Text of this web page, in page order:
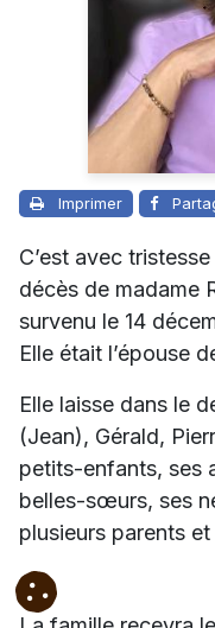
Imprimer
C’est avec
décès de madame
survenu le 14
Elle était l’épouse
Elle laisse dans le
(Jean), Gérald,
petits-enfants, ses
belles-sœurs, ses
plusieurs parents et